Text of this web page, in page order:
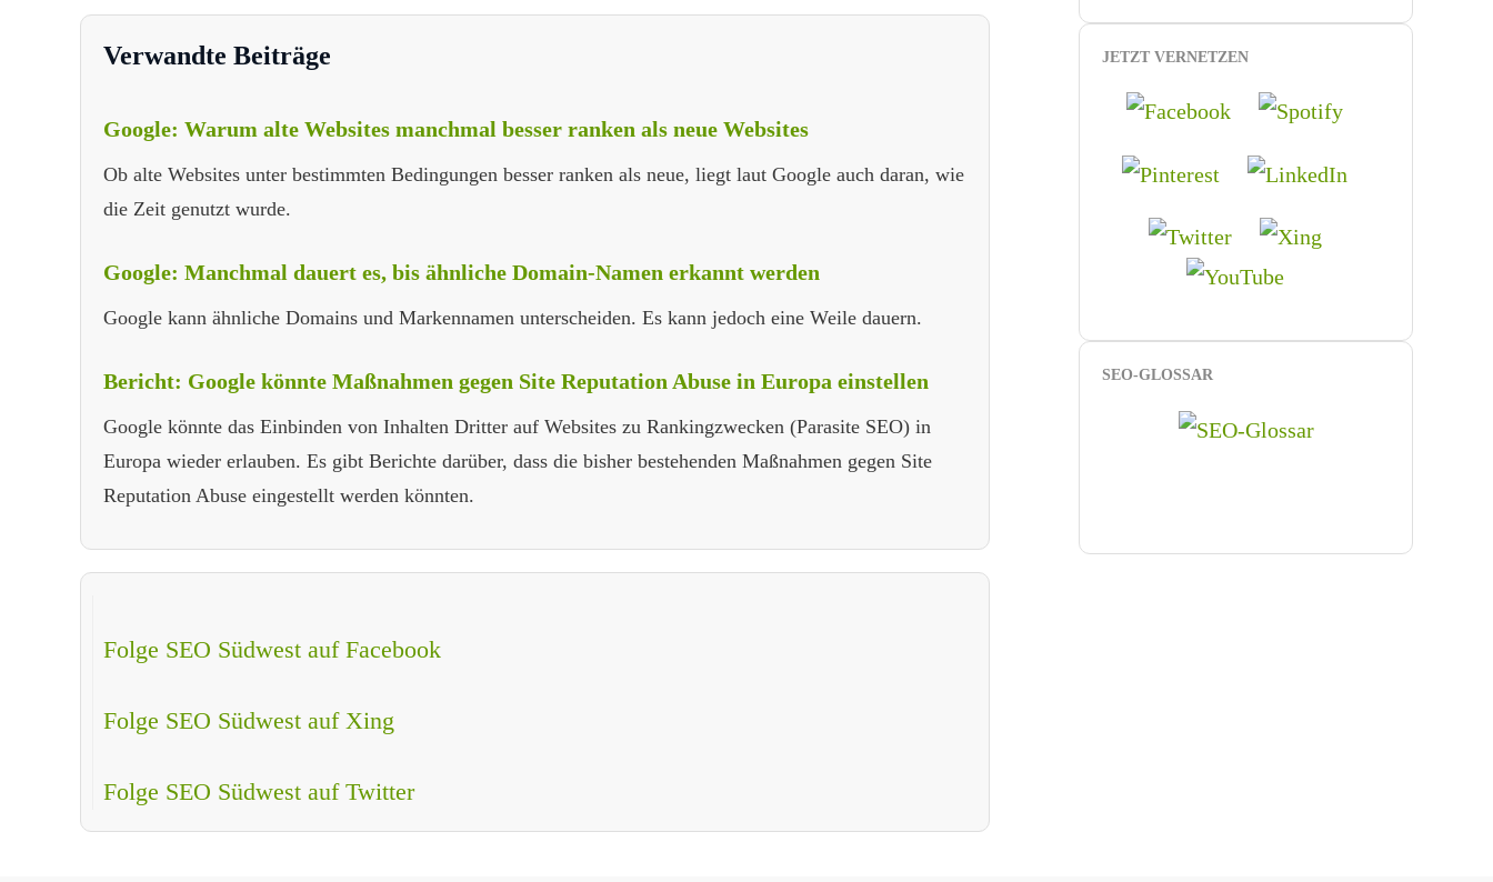
Verwandte Beiträge
Google: Warum alte Websites manchmal besser ranken als neue Websites
Ob alte Websites unter bestimmten Bedingungen besser ranken als neue, liegt laut Google auch daran, wie
die Zeit genutzt wurde.
Google: Manchmal dauert es, bis ähnliche Domain-Namen erkannt werden
Google kann ähnliche Domains und Markennamen unterscheiden. Es kann jedoch eine Weile dauern.
Bericht: Google könnte Maßnahmen gegen Site Reputation Abuse in Europa einstellen
Google könnte das Einbinden von Inhalten Dritter auf Websites zu Rankingzwecken (Parasite SEO) in
Europa wieder erlauben. Es gibt Berichte darüber, dass die bisher bestehenden Maßnahmen gegen Site
Reputation Abuse eingestellt werden könnten.
Folge SEO Südwest auf Facebook
Folge SEO Südwest auf Xing
Folge SEO Südwest auf Twitter
JETZT VERNETZEN
SEO-GLOSSAR